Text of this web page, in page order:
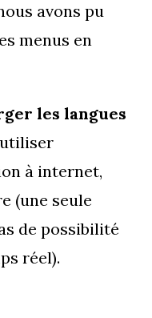
avons pu
menus en
les langues
à internet,
(une seule
de possibilité
réel).